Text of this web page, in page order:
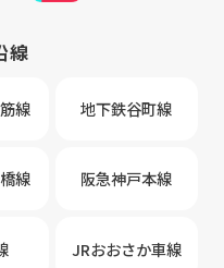
線
線 地下鉄谷町線
線 阪急神戸本線
JRおおさか車線